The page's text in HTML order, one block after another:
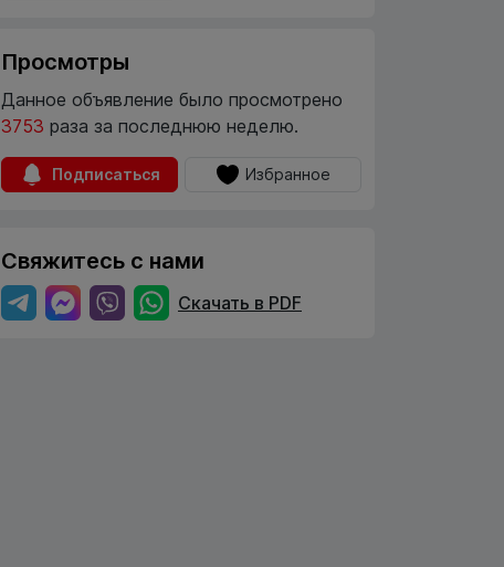
Просмотры
Данное объявление было просмотрено
3753 раза за последнюю неделю.
Подписаться Избранное
Свяжитесь с нами
Скачать в PDF